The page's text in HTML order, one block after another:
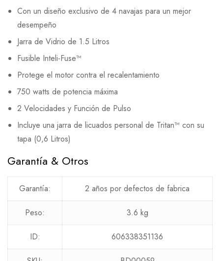
Con un diseño exclusivo de 4 navajas para un mejor
desempeño
Jarra de Vidrio de 1.5 Litros
Fusible Inteli-Fuse™
Protege el motor contra el recalentamiento
750 watts de potencia máxima
2 Velocidades y Función de Pulso
Incluye una jarra de licuados personal de Tritan™ con su
tapa (0,6 Litros)
Garantía & Otros
Garantía: 2 años por defectos de fabrica
Peso: 3.6 kg
ID: 606338351136